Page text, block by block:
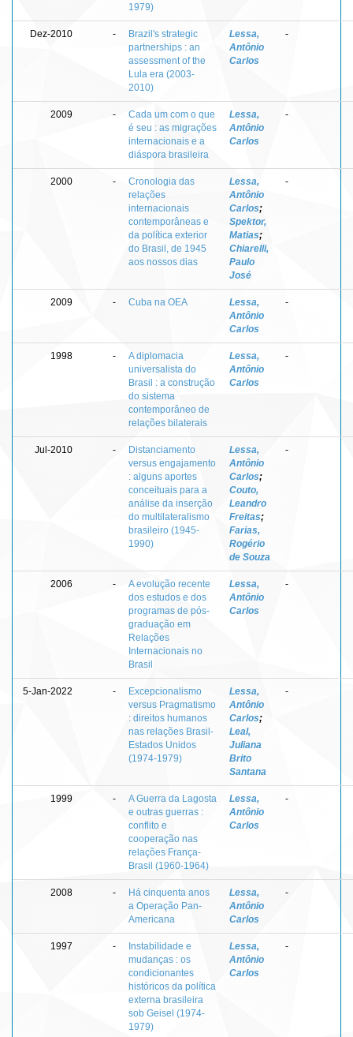
1979)
Dez-2010 -
Brazil's strategic
partnerships : an
assessment of the
Lula era (2003-
2010)
Lessa,
Antônio
Carlos
-
2009 -
Cada um com o que
é seu : as migrações
internacionais e a
diáspora brasileira
Lessa,
Antônio
Carlos
-
2000 -
Cronologia das
relações
internacionais
contemporâneas e
da política exterior
do Brasil, de 1945
aos nossos dias
Lessa,
Antônio
Carlos;
Spektor,
Matias;
Chiarelli,
Paulo
José
-
2009 - Cuba na OEA
Lessa,
Antônio
Carlos
-
1998 -
A diplomacia
universalista do
Brasil : a construção
do sistema
contemporâneo de
relações bilaterais
Lessa,
Antônio
Carlos
-
Jul-2010 -
Distanciamento
versus engajamento
: alguns aportes
conceituais para a
análise da inserção
do multilateralismo
brasileiro (1945-
1990)
Lessa,
Antônio
Carlos;
Couto,
Leandro
Freitas;
Farias,
Rogério
de Souza
-
2006 -
A evolução recente
dos estudos e dos
programas de pós-
graduação em
Relações
Internacionais no
Brasil
Lessa,
Antônio
Carlos
-
5-Jan-2022 -
Excepcionalismo
versus Pragmatismo
: direitos humanos
nas relações Brasil-
Estados Unidos
(1974-1979)
Lessa,
Antônio
Carlos;
Leal,
Juliana
Brito
Santana
-
1999 -
A Guerra da Lagosta
e outras guerras :
conflito e
cooperação nas
relações França-
Brasil (1960-1964)
Lessa,
Antônio
Carlos
-
2008 -
Há cinquenta anos
a Operação Pan-
Americana
Lessa,
Antônio
Carlos
-
1997 -
Instabilidade e
mudanças : os
condicionantes
históricos da política
externa brasileira
sob Geisel (1974-
1979)
Lessa,
Antônio
Carlos
-